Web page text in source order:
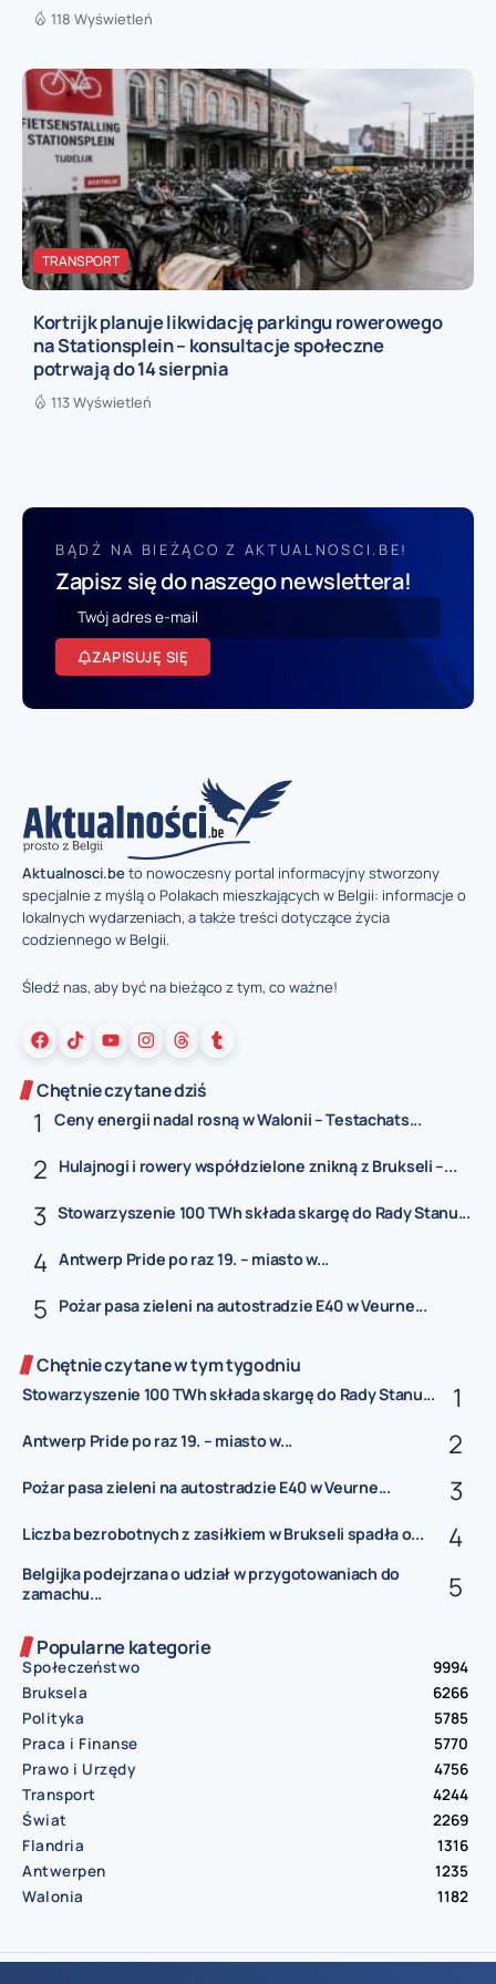
118 Wyświetleń
TRANSPORT
Kortrijk planuje likwidację parkingu rowerowego
na Stationsplein – konsultacje społeczne
potrwają do 14 sierpnia
113 Wyświetleń
BĄDŹ NA BIEŻĄCO Z AKTUALNOSCI.BE!
Zapisz się do naszego newslettera!
ZAPISUJĘ SIĘ
Aktualnosci.beto nowoczesny portal informacyjny stworzony
specjalnie z myślą o Polakach mieszkających w Belgii: informacje o
lokalnych wydarzeniach, a także treści dotyczące życia
codziennego w Belgii.
Śledź nas, aby być na bieżąco z tym, co ważne!
Chętnie czytane dziś
Ceny energii nadal rosną w Walonii – Testachats...
Hulajnogi i rowery współdzielone znikną z Brukseli –...
Stowarzyszenie 100 TWh składa skargę do Rady Stanu...
Antwerp Pride po raz 19. – miasto w...
Pożar pasa zieleni na autostradzie E40 w Veurne...
Chętnie czytane w tym tygodniu
Stowarzyszenie 100 TWh składa skargę do Rady Stanu...
Antwerp Pride po raz 19. – miasto w...
Pożar pasa zieleni na autostradzie E40 w Veurne...
Liczba bezrobotnych z zasiłkiem w Brukseli spadła o...
Belgijka podejrzana o udział w przygotowaniach do
zamachu...
Popularne kategorie
Społeczeństwo
9994
Bruksela
6266
Polityka
5785
Praca i Finanse
5770
Prawo i Urzędy
4756
Transport
4244
Świat
2269
Flandria
1316
Antwerpen
1235
Walonia
1182